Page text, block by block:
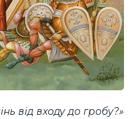
від входу до гробу?»